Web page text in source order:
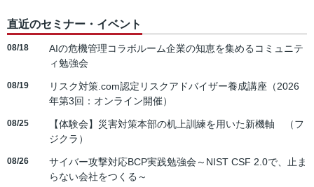
直近のセミナー・イベント
08/18
AIの危機管理コラボルーム企業の知恵を集めるコミュニテ
ィ勉強会
08/19
リスク対策.com認定リスクアドバイザー養成講座（2026
年第3回：オンライン開催）
08/25
【体験会】災害対策本部の机上訓練を用いた新機軸 （フ
ジクラ）
08/26
サイバー攻撃対応BCP実践勉強会～NIST CSF 2.0で、止ま
らない会社をつくる～